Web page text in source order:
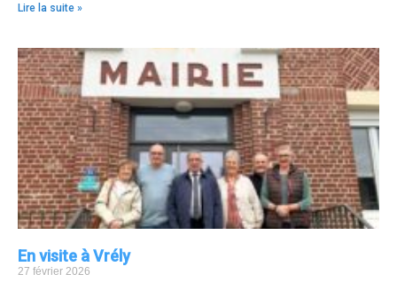
Lire la suite »
En visite à Vrély
27 février 2026